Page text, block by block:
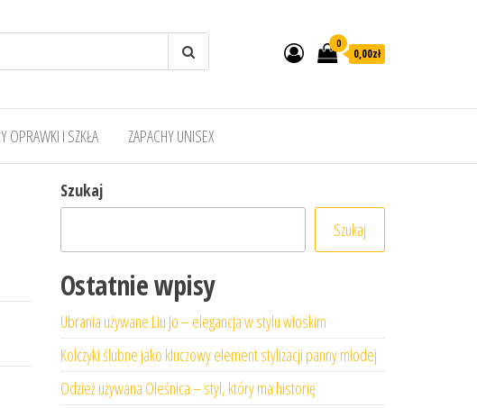
0
0,00zł
OPRAWKI I SZKŁA ZAPACHY UNISEX
Szukaj
Szukaj
Ostatnie wpisy
Ubrania używane Liu Jo – elegancja w stylu włoskim
Kolczyki ślubne jako kluczowy element stylizacji panny młodej
Odzież używana Oleśnica – styl, który ma historię